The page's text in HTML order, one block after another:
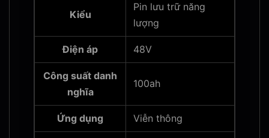
Kiểu
Pin lưu trữ năng
lượng
Điện áp 48V
Công suất danh
nghĩa
100ah
Ứng dụng Viễn thông